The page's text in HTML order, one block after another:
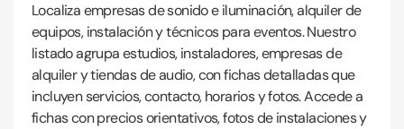
Localiza empresas de sonido e iluminación, alquiler de
equipos, instalación y técnicos para eventos. Nuestro
listado agrupa estudios, instaladores, empresas de
alquiler y tiendas de audio, con fichas detalladas que
incluyen servicios, contacto, horarios y fotos. Accede a
fichas con precios orientativos, fotos de instalaciones y